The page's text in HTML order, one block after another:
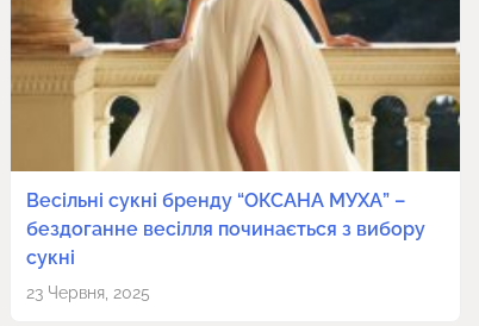
Весільні сукні бренду “ОКСАНА МУХА” –
бездоганне весілля починається з вибору
сукні
23 Червня, 2025